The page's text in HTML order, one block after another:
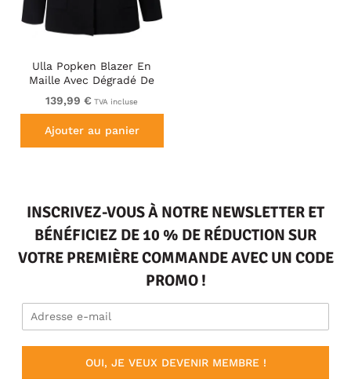
Ulla Popken Blazer En
Maille Avec Dégradé De
Couleurs Noir/Blanc
139,99 € TVA incluse
Ajouter au panier
INSCRIVEZ-VOUS À NOTRE NEWSLETTER ET
BÉNÉFICIEZ DE 10 % DE RÉDUCTION SUR
VOTRE PREMIÈRE COMMANDE AVEC UN CODE
PROMO !
OUI, JE VEUX DEVENIR MEMBRE !